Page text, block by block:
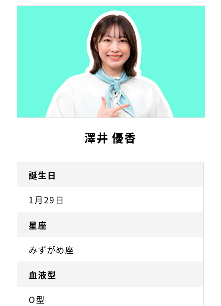
澤井 優香
誕生日
1月29日
星座
みずがめ座
血液型
O型